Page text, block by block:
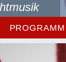
PROGRAMM